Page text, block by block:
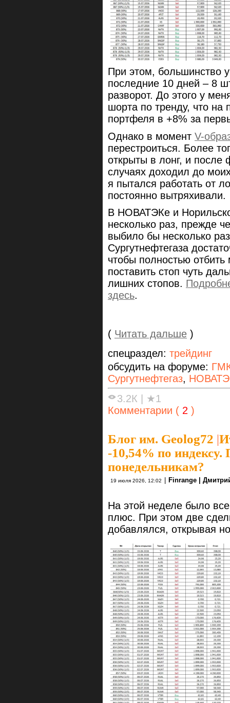
При этом, большинство
последние 10 дней – 8
разворот. До этого у
шорта по тренду, что на
портфеля в +8% за
Однако в момент V-
перестроиться. Более
открыты в лонг, и после
случаях доходил до
я пытался работать от
постоянно вытряхивали.
В НОВАТЭКе и
несколько раз, прежде
выбило бы несколько
Сургутнефтегаза
чтобы полностью
поставить стоп чуть
лишних стопов.
здесь.
( Читать дальше )
спецраздел: трейдинг
обсудить на форуме:
Сургутнефтегаз,
3.2К
★1
Комментарии ( 2 )
Блог им. Geolog72 |
-10,54% по
понедельникам?
19 июля 2026, 12:02 Finrange |
На этой неделе было
плюс. При этом две
добавлялся, открывая